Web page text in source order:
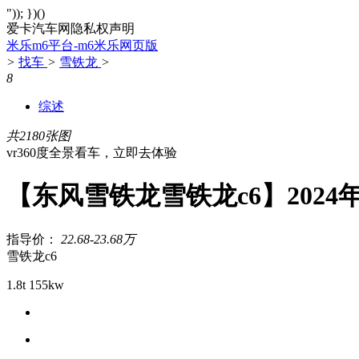
")); })()
爱卡汽车网隐私权声明
米乐m6平台-m6米乐网页版
> 找车 > 雪铁龙 >
8
综述
共2180张图
vr360度全景看车，立即去体验
【东风雪铁龙雪铁龙c6】2024
指导价： 22.68-23.68万
雪铁龙c6
1.8t 155kw